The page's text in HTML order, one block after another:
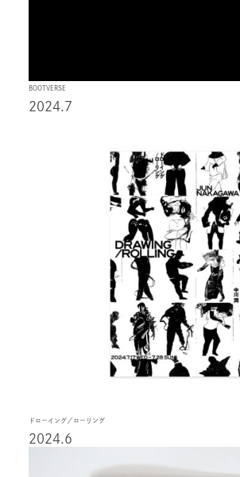
BOOTVERSE
2024.7
ドローイング／ローリング
2024.6